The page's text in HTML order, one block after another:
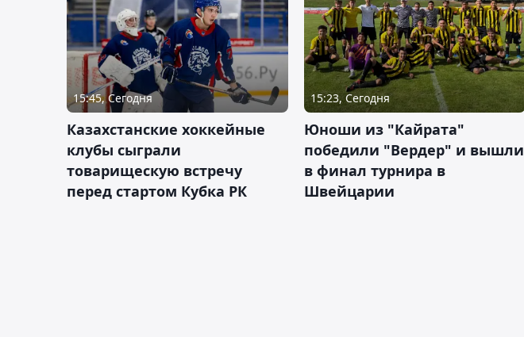
15:45, Сегодня
Казахстанские хоккейные
клубы сыграли
товарищескую встречу
перед стартом Кубка РК
15:23, Сегодня
Юноши из "Кайрата"
победили "Вердер" и вышли
в финал турнира в
Швейцарии